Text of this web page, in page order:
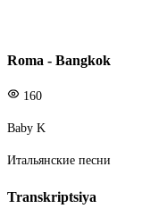
Roma - Bangkok
160
Baby K
Итальянские песни
Transkriptsiya